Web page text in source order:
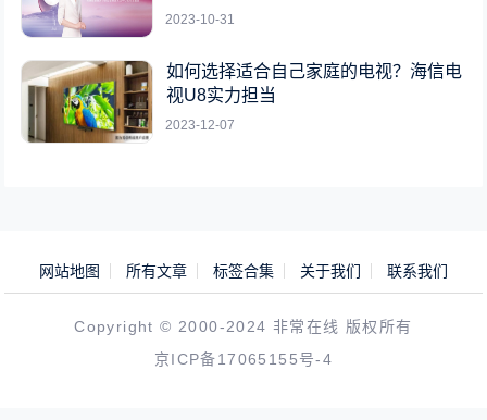
2023-10-31
如何选择适合自己家庭的电视？海信电
视U8实力担当
2023-12-07
网站地图 所有文章 标签合集 关于我们 联系我们
Copyright © 2000-2024 非常在线 版权所有
京ICP备17065155号-4